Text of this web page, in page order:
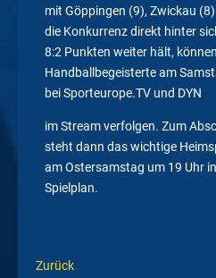
mit Göppingen (9), Zwickau
die Konkurrenz direkt hinter
8:2 Punkten weiter hält,
Handballbegeisterte am
bei Sporteurope.TV und DYN
im Stream verfolgen. Zum
steht dann das wichtige
am Ostersamstag um 19 Uhr
Spielplan.
Zurück